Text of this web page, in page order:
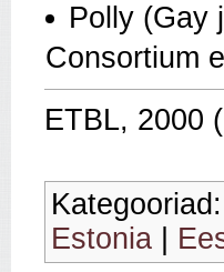
Polly (Gay
Consortium
ETBL, 2000 (
Kategooriad:
Estonia